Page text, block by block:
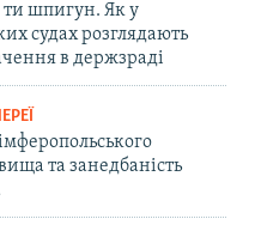
ти шпигун. Як у
судах розглядають
в держзраді
та занедбаність